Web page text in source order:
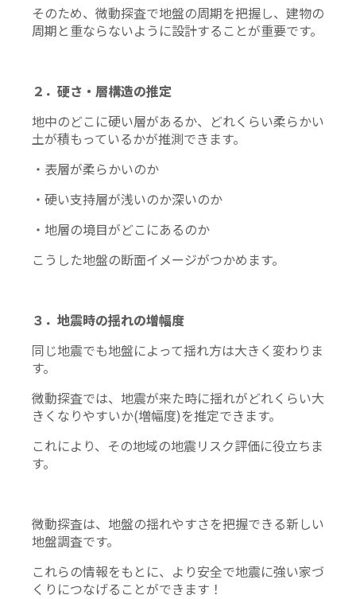
そのため、微動探査で地盤の周期を把握し、建物の
周期と重ならないように設計することが重要です。
２．硬さ・層構造の推定
地中のどこに硬い層があるか、どれくらい柔らかい
土が積もっているかが推測できます。
・表層が柔らかいのか
・硬い支持層が浅いのか深いのか
・地層の境目がどこにあるのか
こうした地盤の断面イメージがつかめます。
３．地震時の揺れの増幅度
同じ地震でも地盤によって揺れ方は大きく変わりま
す。
微動探査では、地震が来た時に揺れがどれくらい大
きくなりやすいか(増幅度)を推定できます。
これにより、その地域の地震リスク評価に役立ちま
す。
微動探査は、地盤の揺れやすさを把握できる新しい
地盤調査です。
これらの情報をもとに、より安全で地震に強い家づ
くりにつなげることができます！